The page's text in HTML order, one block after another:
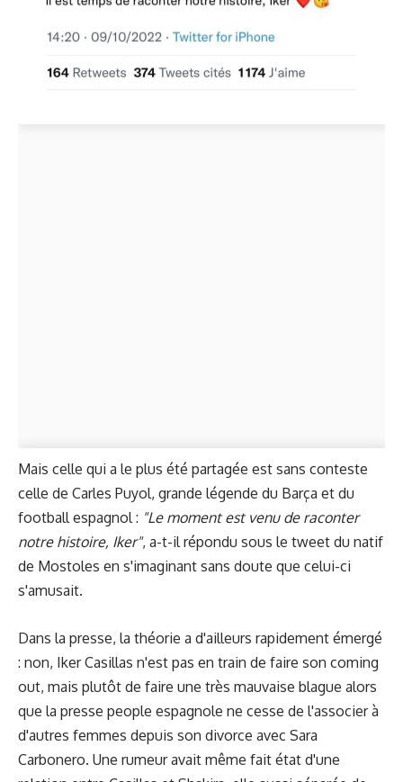
Mais celle qui a le plus été partagée est sans conteste
celle de Carles Puyol, grande légende du Barça et du
football espagnol : "Le moment est venu de raconter
notre histoire, Iker", a-t-il répondu sous le tweet du natif
de Mostoles en s'imaginant sans doute que celui-ci
s'amusait.
Dans la presse, la théorie a d'ailleurs rapidement émergé
: non, Iker Casillas n'est pas en train de faire son coming
out, mais plutôt de faire une très mauvaise blague alors
que la presse people espagnole ne cesse de l'associer à
d'autres femmes depuis son divorce avec Sara
Carbonero. Une rumeur avait même fait état d'une